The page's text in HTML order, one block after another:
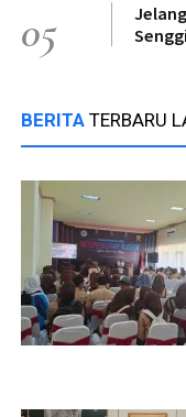
05
BERITA TERBARU